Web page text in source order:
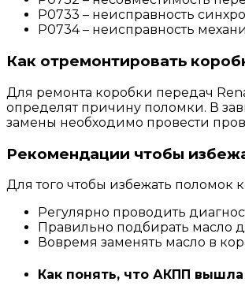
P0733 – неисправность
P0734 – неисправность
Как отремонтировать
Для ремонта коробки передач
определят причину поломки. В
замены необходимо провести
Рекомендации чтобы
Для того чтобы избежать поломок
Регулярно проводить
Правильно подбирать масло
Вовремя заменять масло в
Как понять, что АКПП вышла